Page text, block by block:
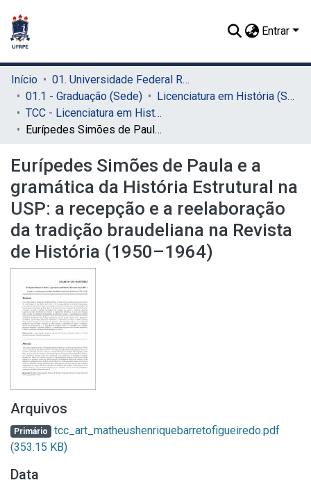
Entrar
Início
01. Universidade Federal Rural de Pernambuco - UFRPE (Sede)
01.1 - Graduação (Sede)
Licenciatura em História (Sede)
TCC - Licenciatura em História (Sede)
Eurípedes Simões de Paula e a gramática da História Estrutural na USP: a recepção e a reelaboração da tradição braudeliana na Revista de História (1950–1964)
Eurípedes Simões de Paula e a
gramática da História Estrutural na
USP: a recepção e a reelaboração
da tradição braudeliana na Revista
de História (1950–1964)
Arquivos
Primário tcc_art_matheushenriquebarretofigueiredo.pdf
(353.15 KB)
Data